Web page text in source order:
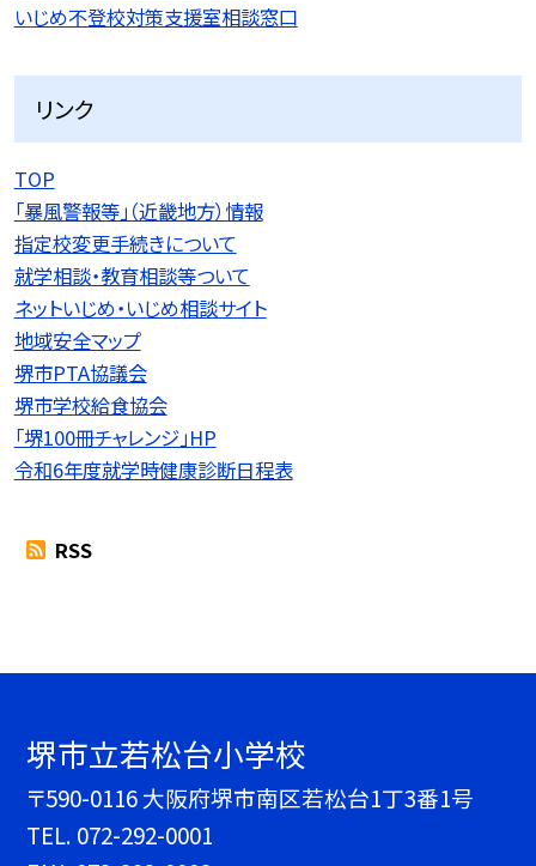
いじめ不登校対策支援室相談窓口
リンク
TOP
「暴風警報等」（近畿地方）情報
指定校変更手続きについて
就学相談・教育相談等ついて
ネットいじめ・いじめ相談サイト
地域安全マップ
堺市PTA協議会
堺市学校給食協会
「堺100冊チャレンジ」HP
令和6年度就学時健康診断日程表
RSS
堺市立若松台小学校
〒590-0116 大阪府堺市南区若松台1丁3番1号
TEL. 072-292-0001